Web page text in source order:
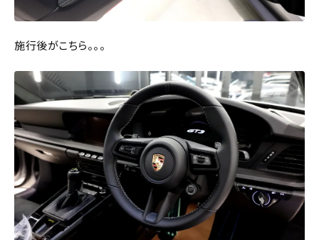
施行後がこちら。。。